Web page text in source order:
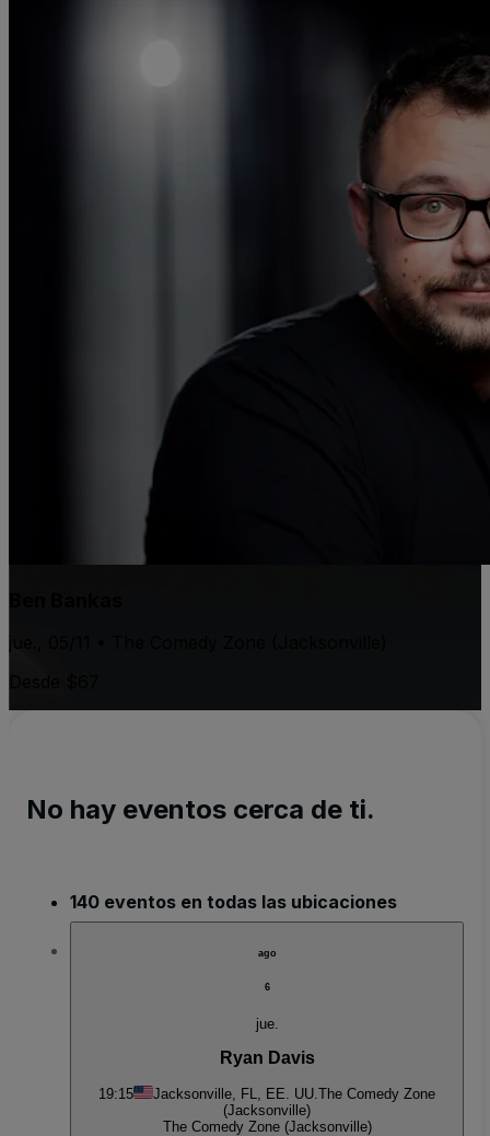
No hay eventos cerca de ti.
140 eventos en todas las ubicaciones
ago
6
jue.
Ryan Davis
19:15 Jacksonville, FL, EE. UU. The Comedy Zone
(Jacksonville)
The Comedy Zone (Jacksonville)